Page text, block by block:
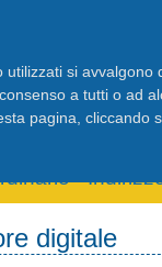
Elettronico
-
digitale
si
a tutti o ad
pagina, cliccando